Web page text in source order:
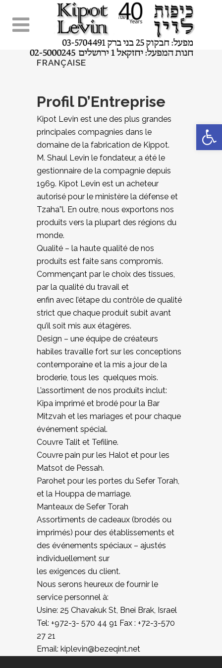
Ouvrir
FRANÇAISE
Profil D’Entreprise
Kipot Levin est une des plus grandes
principales compagnies dans le
domaine de la fabrication de Kippot.
M. Shaul Levin le fondateur, a été le
gestionnaire de la compagnie depuis
1969. Kipot Levin est un acheteur
autorisé pour le ministère la défense et
Tzaha”l. En outre, nous exportons nos
produits vers la plupart des régions du
monde.
Qualité – la haute qualité de nos
produits est faite sans compromis.
Commençant par le choix des tissues,
par la qualité du travail et
enfin avec l’étape du contrôle de qualité
strict que chaque produit subit avant
qu’il soit mis aux étagères.
Design – une équipe de créateurs
habiles travaille fort sur les conceptions
contemporaine et la mis a jour de la
broderie, tous les quelques mois.
L’assortiment de nos produits inclut:
Kipa imprimé et brodé pour la Bar
Mitzvah et les mariages et pour chaque
événement spécial.
Couvre Talit et Tefiline.
Couvre pain pur les Halot et pour les
Matsot de Pessah.
Parohet pour les portes du Sefer Torah,
et la Houppa de marriage.
Manteaux de Sefer Torah
Assortiments de cadeaux (brodés ou
imprimés) pour des établissements et
des événements spéciaux – ajustés
individuellement sur
les exigences du client.
Nous serons heureux de fournir le
service personnel à:
Usine: 25 Chavakuk St, Bnei Brak, Israel
Tel: +972-3- 570 44 91 Fax : +72-3-570
27 21
Email: kiplevin@bezeqint.net